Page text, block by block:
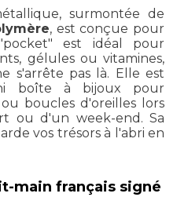
surmontée de
, est conçue pour
est idéal pour
gélules ou vitamines,
s'arrête pas là. Elle est
boîte à bijoux pour
boucles d'oreilles lors
ou d'un week-end. Sa
vos trésors à l'abri en
main français signé